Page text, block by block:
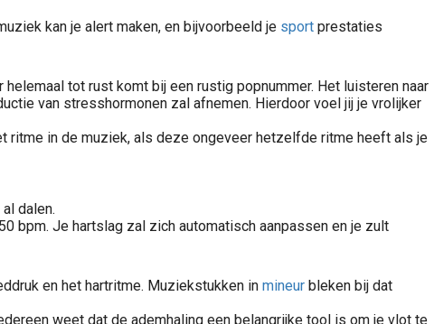
kan je alert maken, en bijvoorbeeld je sport prestaties
tot rust komt bij een rustig popnummer. Het luisteren naar
van stresshormonen zal afnemen. Hierdoor voel jij je vrolijker
ritme in de muziek, als deze ongeveer hetzelfde ritme heeft als je
dalen.
bpm. Je hartslag zal zich automatisch aanpassen en je zult
en het hartritme. Muziekstukken in mineur bleken bij dat
weet dat de ademhaling een belangrijke tool is om je vlot te